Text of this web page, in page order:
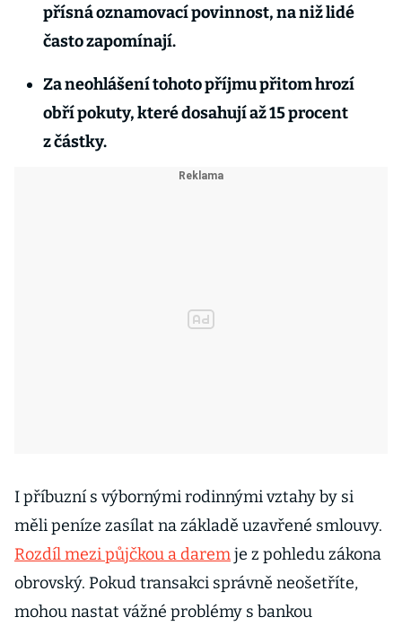
přísná oznamovací povinnost, na niž lidé
často zapomínají.
Za neohlášení tohoto příjmu přitom hrozí
obří pokuty, které dosahují až 15 procent
z částky.
I příbuzní s výbornými rodinnými vztahy by si
měli peníze zasílat na základě uzavřené smlouvy.
Rozdíl mezi půjčkou a daremje z pohledu zákona
obrovský. Pokud transakci správně neošetříte,
mohou nastat vážné problémy s bankou